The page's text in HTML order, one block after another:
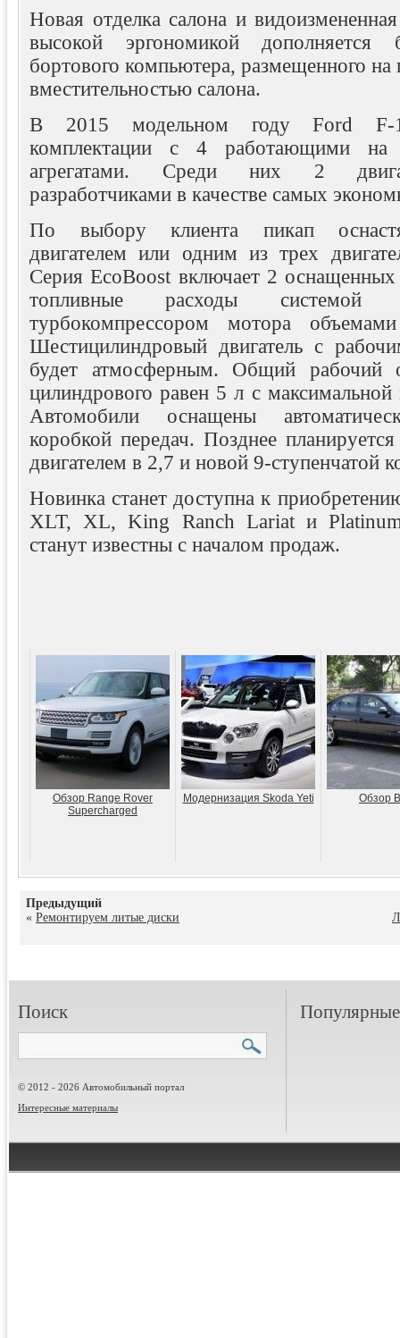
Новая отделка салона и
высокой эргономикой дополняется
бортового компьютера, размещенного
вместительностью салона.
В 2015 модельном году Ford F-
комплектации с 4 работающими на
агрегатами. Среди них 2
разработчиками в качестве самых
По выбору клиента пикап
двигателем или одним из трех
Серия EcoBoost включает 2 оснащенных
топливные расходы системой
турбокомпрессором мотора
Шестицилиндровый двигатель с
будет атмосферным. Общий рабочий
цилиндрового равен 5 л с
Автомобили оснащены
коробкой передач. Позднее
двигателем в 2,7 и новой 9-ступенчатой
Новинка станет доступна к
XLT, XL, King Ranch Lariat и
станут известны с началом продаж.
Обзор Range Rover
Supercharged
Модернизация Skoda Yeti Обзор
Предыдущий
« Ремонтируем литые диски
Поиск
© 2012 - 2026 Автомобильный портал
Интересные материалы
Популярные